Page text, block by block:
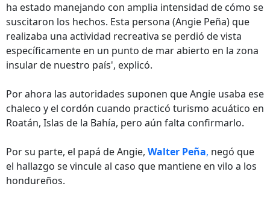
ha estado manejando con amplia intensidad de cómo se
suscitaron los hechos. Esta persona (Angie Peña) que
realizaba una actividad recreativa se perdió de vista
específicamente en un punto de mar abierto en la zona
insular de nuestro país', explicó.
Por ahora las autoridades suponen que Angie usaba ese
chaleco y el cordón cuando practicó turismo acuático en
Roatán, Islas de la Bahía, pero aún falta confirmarlo.
Por su parte, el papá de Angie, Walter Peña, negó que
el hallazgo se vincule al caso que mantiene en vilo a los
hondureños.